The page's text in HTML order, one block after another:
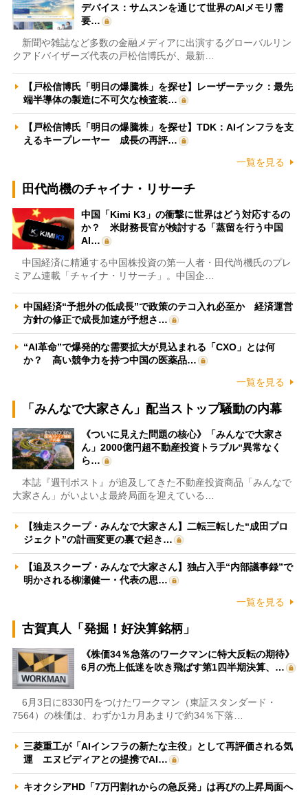
デバイス：サムスンを通じて世界のAIメモリ需
要…
新聞や雑誌など多数の金融メディアに出演するグローバルリン
クアドバイザーズ代表の戸松信博氏が、最新…
【戸松信博氏「明日の爆騰株」を探せ】レーザーテック：最先
端半導体の製造に不可欠な検査装…
【戸松信博氏「明日の爆騰株」を探せ】TDK：AIインフラを支
えるキープレーヤー 成長の再評…
一覧を見る
田代尚機のチャイナ・リサーチ
中国「Kimi K3」の衝撃に世界はどう対応するの
か？ 米財務長官が検討する「蒸留を行う中国
AI…
中国経済に精通する中国株投資の第一人者・田代尚機氏のプレ
ミアム連載「チャイナ・リサーチ」。中国企…
中国経済“予想外の低成長”で政策のテコ入れ必至か 経済運営
方針の修正で成長加速が予想さ…
“AI革命”で爆発的な需要拡大が見込まれる「CXO」とは何
か？ 高い競争力を持つ中国の医薬品…
一覧を見る
「みんなで大家さん」配当ストップ騒動の内幕
《ついに見えた問題の核心》「みんなで大家さ
ん」2000億円超不動産投資トラブル“異常なく
ら…
本誌『週刊ポスト』が追及してきた不動産投資商品「みんなで
大家さん」がいよいよ最終局面を迎えている…
【独走スクープ・みんなで大家さん】二転三転した“成田プロ
ジェクト”の計画変更の裏で起き…
【追及スクープ・みんなで大家さん】独占入手“内部議事録”で
明かされる柳瀬健一・代表の思…
一覧を見る
古賀真人「発掘！好決算銘柄」
《株価34％急落のワークマンに特大反転の期待》
6月の売上低迷を吹き飛ばす第1四半期決算、…
6月3日に8330円をつけたワークマン（東証スタンダード・
7564）の株価は、わずか1カ月あまりで約34％下落…
三菱重工が「AIインフラの新たな主役」として再評価される気
運 エヌビディアとの提携でAI…
キオクシアHD「7万円割れからの急反発」は再びの上昇局面へ